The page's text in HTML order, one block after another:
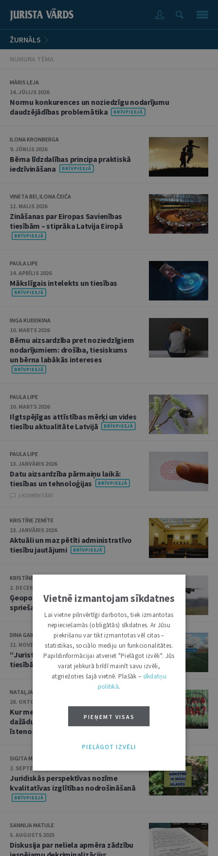
ŽURNĀLS
NUMURA TĒMA
MĀRIS LEJA
14. JŪLIJS 2026
Normu konkurences un noziedzīgu nodarījumu
daudzējādības problemātika
ILONA KRONBERGA
9. JŪNIJS 2026
Bērna līdzdalības principa praktiskā
iedzīvināšana
VINETA BEI, ILONA ČEIČA
12. MAIJS 2026
Zināšanas par Eiropas Savienības
tiesībām – stiprāka Latvija Eiropā
PAULA LIPE
14. APRĪLIS 2026
Mākslīgais intelekts un tiesības
INGA KUDEIKINA
10. MARTS 2026
Bērnu aizsardzība pret noziedzīgiem
nodarījumiem: drošība, tiesiskums
un bērna labākās intereses
PAULA LIPE
10. MARTS 2026
Ilgtspējīgas attīstības mērķi un vides
tiesību aktualitāte Latvijā
PAULA LIPE
13. JANVĀRIS 2026
Datu aizsardzība pārmaiņu laikā:
tiesības un tehnoloģijas
1 KOMENTĀRI
KRISTĪNE ZEMĪTE
13. JANVĀRIS 2026
Aktuāli un maz pētīti administratīvo
tiesību jautājumi
KRISTĪNE ZEMĪTE
2. DECEMBRIS 2025
Ģeopolitikas ietekme uz tiesas
spriešanu
DINA GAILĪTE
11. NOVEMBRIS 2025
“Jurista Vārdā” – par pašvaldību
tiesībām
NATAĻJA PREISA
28. OKTOBRIS 2025
Kur meklēt atbildību: kā veicas ar
dažādu arodbiedrību tiesību
īstenošanu Latvijā?
SIGITA MARTINSONE
2. SEPTEMBRIS 2025
Juridiskās perspektīvas nozīme
kvalitatīvas izglītības nodrošināšanā
SANNIJA MATULE
5. AUGUSTS 2025
Diskusija par neliela apmēra zādzību
Vietnē izmantojam sīkdatnes
Lai vietne pilnvērtīgi darbotos, tiek izmantotas
nepieciešamās (obligātās) sīkdatnes. Ar Jūsu
piekrišanu var tikt izmantotas vēl citas –
statistikas, sociālo mediju un funkcionalitātes.
Papildinformācijai atveriet "Pielāgot izvēli". Jūs
varat jebkurā brīdī mainīt savu izvēli,
atgriežoties šajā vietnē. Plašāk – sīkdatņu
politikā.
PIEŅEMT VISAS
PIELĀGOT IZVĒLI